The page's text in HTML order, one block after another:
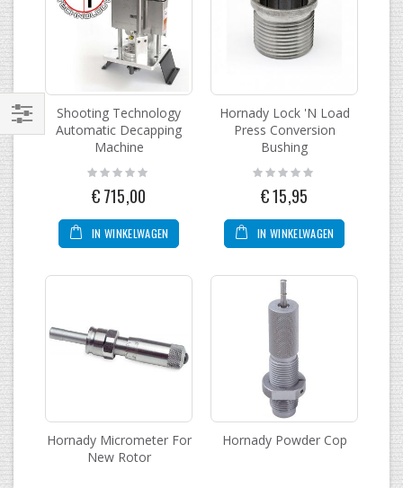
Shooting Technology
Automatic Decapping
Machine
Rating:
0%
€ 715,00
IN WINKELWAGEN
Hornady Lock 'N Load
Press Conversion
Bushing
Rating:
0%
€ 15,95
IN WINKELWAGEN
Hornady Micrometer For
New Rotor
Hornady Powder Cop
Filteren